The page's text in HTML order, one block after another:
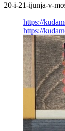
20-i-21-ijunja-v-
https://
https://